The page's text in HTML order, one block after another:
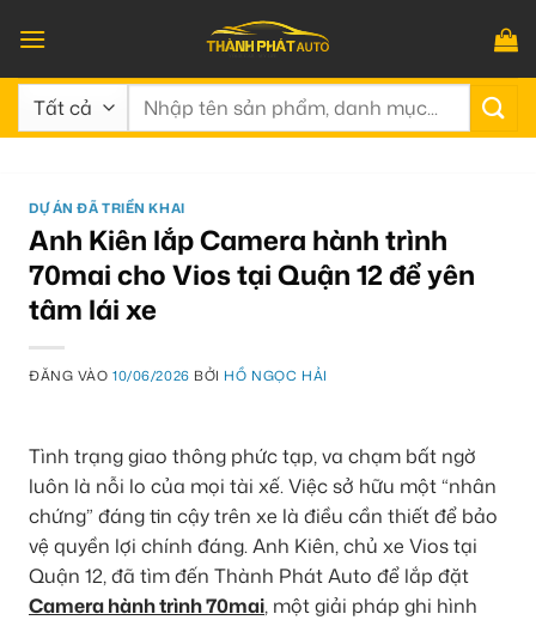
qua
nội
dung
Tìm
DỰ ÁN ĐÃ TRIỂN KHAI
Anh Kiên lắp Camera hành trình
70mai cho Vios tại Quận 12 để yên
tâm lái xe
ĐĂNG VÀO10/06/2026 BỞI HỒ NGỌC HẢI
Tình trạng giao thông phức tạp, va chạm bất ngờ
luôn là nỗi lo của mọi tài xế. Việc sở hữu một “nhân
chứng” đáng tin cậy trên xe là điều cần thiết để bảo
vệ quyền lợi chính đáng. Anh Kiên, chủ xe Vios tại
Quận 12, đã tìm đến Thành Phát Auto để lắp đặt
Camera hành trình 70mai, một giải pháp ghi hình